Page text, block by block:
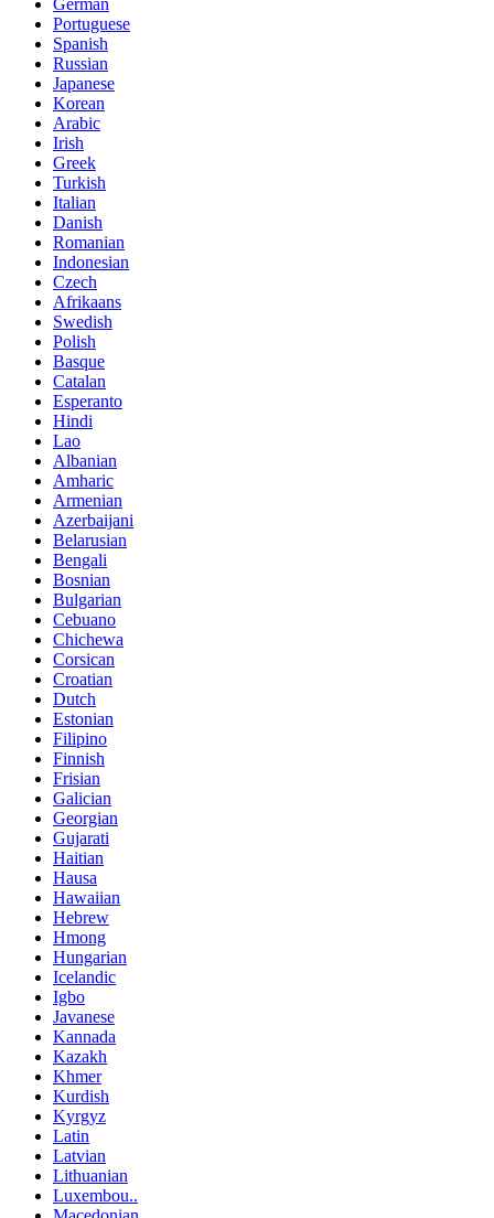
Portuguese
Spanish
Russian
Japanese
Korean
Arabic
Irish
Greek
Turkish
Italian
Danish
Romanian
Indonesian
Czech
Afrikaans
Swedish
Polish
Basque
Catalan
Esperanto
Hindi
Lao
Albanian
Amharic
Armenian
Azerbaijani
Belarusian
Bengali
Bosnian
Bulgarian
Cebuano
Chichewa
Corsican
Croatian
Dutch
Estonian
Filipino
Finnish
Frisian
Galician
Georgian
Gujarati
Haitian
Hausa
Hawaiian
Hebrew
Hmong
Hungarian
Icelandic
Igbo
Javanese
Kannada
Kazakh
Khmer
Kurdish
Kyrgyz
Latin
Latvian
Lithuanian
Luxembou..